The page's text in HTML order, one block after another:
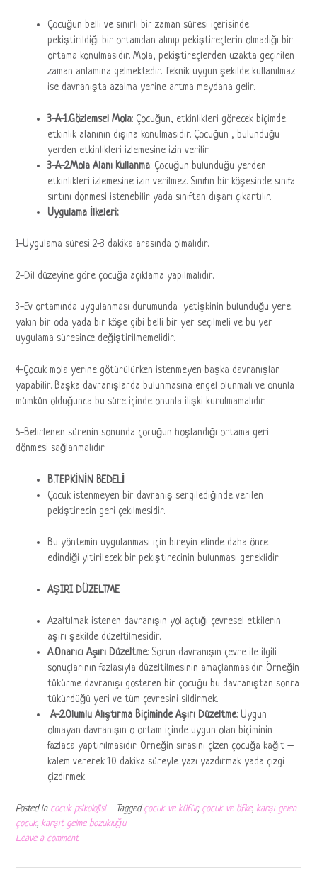
Çocuğun belli ve sınırlı bir zaman süresi içerisinde
pekiştirildiği bir ortamdan alınıp pekiştireçlerin olmadığı bir
ortama konulmasıdır. Mola, pekiştireçlerden uzakta geçirilen
zaman anlamına gelmektedir. Teknik uygun şekilde kullanılmaz
ise davranışta azalma yerine artma meydana gelir.
3-A-1.Gözlemsel Mola: Çocuğun, etkinlikleri görecek biçimde
etkinlik alanının dışına konulmasıdır. Çocuğun , bulunduğu
yerden etkinlikleri izlemesine izin verilir.
3-A-2.Mola Alanı Kullanma: Çocuğun bulunduğu yerden
etkinlikleri izlemesine izin verilmez. Sınıfın bir köşesinde sınıfa
sırtını dönmesi istenebilir yada sınıftan dışarı çıkartılır.
Uygulama İlkeleri:
1-Uygulama süresi 2-3 dakika arasında olmalıdır.
2-Dil düzeyine göre çocuğa açıklama yapılmalıdır.
3-Ev ortamında uygulanması durumunda yetişkinin bulunduğu yere
yakın bir oda yada bir köşe gibi belli bir yer seçilmeli ve bu yer
uygulama süresince değiştirilmemelidir.
4-Çocuk mola yerine götürülürken istenmeyen başka davranışlar
yapabilir. Başka davranışlarda bulunmasına engel olunmalı ve onunla
mümkün olduğunca bu süre içinde onunla ilişki kurulmamalıdır.
5-Belirlenen sürenin sonunda çocuğun hoşlandığı ortama geri
dönmesi sağlanmalıdır.
B.TEPKİNİN BEDELİ
Çocuk istenmeyen bir davranış sergilediğinde verilen
pekiştirecin geri çekilmesidir.
Bu yöntemin uygulanması için bireyin elinde daha önce
edindiği yitirilecek bir pekiştirecinin bulunması gereklidir.
AŞIRI DÜZELTME
Azaltılmak istenen davranışın yol açtığı çevresel etkilerin
aşırı şekilde düzeltilmesidir.
A.Onarıcı Aşırı Düzeltme: Sorun davranışın çevre ile ilgili
sonuçlarının fazlasıyla düzeltilmesinin amaçlanmasıdır. Örneğin
tükürme davranışı gösteren bir çocuğu bu davranıştan sonra
tükürdüğü yeri ve tüm çevresini sildirmek.
A-2.Olumlu Alıştırma Biçiminde Aşırı Düzeltme: Uygun
olmayan davranışın o ortam içinde uygun olan biçiminin
fazlaca yaptırılmasıdır. Örneğin sırasını çizen çocuğa kağıt –
kalem vererek 10 dakika süreyle yazı yazdırmak yada çizgi
çizdirmek.
Posted in cocuk psikolojisi Tagged çocuk ve küfür, çocuk ve öfke, karşı gelen
çocuk, karşıt gelme bozukluğu
Leave a comment